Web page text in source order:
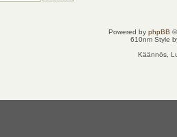
Powered by phpBB
610nm Style
Käännös,